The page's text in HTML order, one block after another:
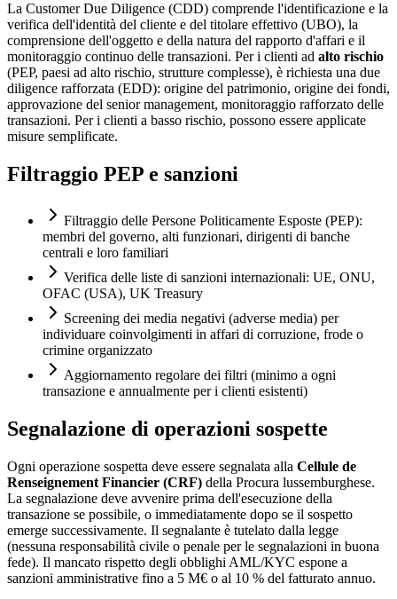
La Customer Due Diligence (CDD) comprende l'identificazione e la
verifica dell'identità del cliente e del titolare effettivo (UBO), la
comprensione dell'oggetto e della natura del rapporto d'affari e il
monitoraggio continuo delle transazioni. Per i clienti ad alto rischio
(PEP, paesi ad alto rischio, strutture complesse), è richiesta una due
diligence rafforzata (EDD): origine del patrimonio, origine dei fondi,
approvazione del senior management, monitoraggio rafforzato delle
transazioni. Per i clienti a basso rischio, possono essere applicate
misure semplificate.
Filtraggio PEP e sanzioni
Filtraggio delle Persone Politicamente Esposte (PEP):
membri del governo, alti funzionari, dirigenti di banche
centrali e loro familiari
Verifica delle liste di sanzioni internazionali: UE, ONU,
OFAC (USA), UK Treasury
Screening dei media negativi (adverse media) per
individuare coinvolgimenti in affari di corruzione, frode o
crimine organizzato
Aggiornamento regolare dei filtri (minimo a ogni
transazione e annualmente per i clienti esistenti)
Segnalazione di operazioni sospette
Ogni operazione sospetta deve essere segnalata alla Cellule de
Renseignement Financier (CRF) della Procura lussemburghese.
La segnalazione deve avvenire prima dell'esecuzione della
transazione se possibile, o immediatamente dopo se il sospetto
emerge successivamente. Il segnalante è tutelato dalla legge
(nessuna responsabilità civile o penale per le segnalazioni in buona
fede). Il mancato rispetto degli obblighi AML/KYC espone a
sanzioni amministrative fino a 5 M€ o al 10 % del fatturato annuo.